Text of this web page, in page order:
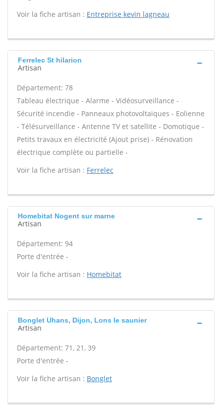
Voir la fiche artisan : Entreprise kevin lagneau
Ferrelec St hilarion
Artisan
Département: 78
Tableau électrique - Alarme - Vidéosurveillance -
Sécurité incendie - Panneaux photovoltaïques - Eolienne
- Télésurveillance - Antenne TV et satellite - Domotique -
Petits travaux en électricité (Ajout prise) - Rénovation
électrique complète ou partielle -
Voir la fiche artisan : Ferrelec
Homebitat Nogent sur marne
Artisan
Département: 94
Porte d'entrée -
Voir la fiche artisan : Homebitat
Bonglet Uhans, Dijon, Lons le saunier
Artisan
Département: 71, 21, 39
Porte d'entrée -
Voir la fiche artisan : Bonglet